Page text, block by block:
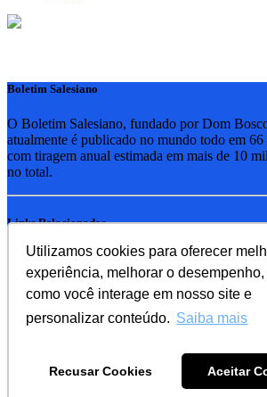
Utilizamos cookies para oferecer
experiência, melhorar o
como você interage em nosso site e
personalizar conteúdo. Saiba mais
Recusar Cookies Aceitar
Boletim Salesiano
O Boletim Salesiano, fundado por Dom
atualmente é publicado no mundo todo em 66
com tiragem anual estimada em mais de 10
no total.
Links Relacionados
RSB - Rede Salesiana Brasil
EDEBE - Editora
UPV - União pela Vida
Familia Salesiana
SDB - Salesianos de Dom Bosco
FMA - Filhas de Maria Auxiliadora